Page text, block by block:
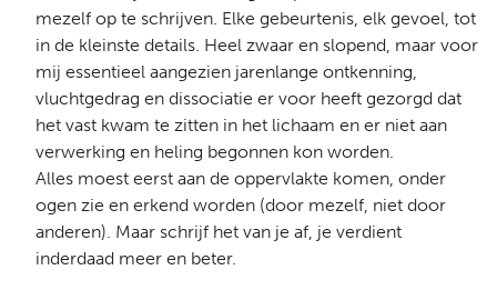
mezelf op te schrijven. Elke gebeurtenis, elk gevoel, tot
in de kleinste details. Heel zwaar en slopend, maar voor
mij essentieel aangezien jarenlange ontkenning,
vluchtgedrag en dissociatie er voor heeft gezorgd dat
het vast kwam te zitten in het lichaam en er niet aan
verwerking en heling begonnen kon worden.
Alles moest eerst aan de oppervlakte komen, onder
ogen zie en erkend worden (door mezelf, niet door
anderen). Maar schrijf het van je af, je verdient
inderdaad meer en beter.